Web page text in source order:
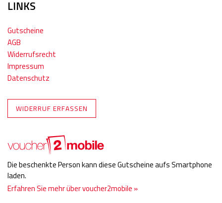
LINKS
Gutscheine
AGB
Widerrufsrecht
Impressum
Datenschutz
WIDERRUF ERFASSEN
Die beschenkte Person kann diese Gutscheine aufs Smartphone
laden.
Erfahren Sie mehr über voucher2mobile »